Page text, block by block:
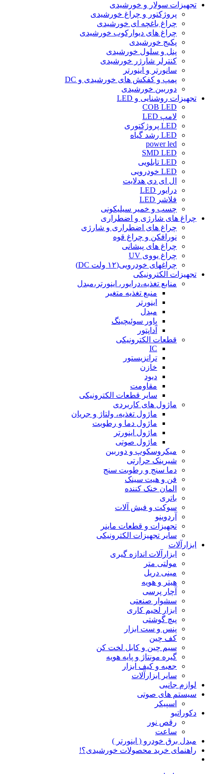
تجهیزات سولار و خورشیدی
پروژکتور و چراغ خورشیدی
چراغ باغچه ای خورشیدی
چراغ های دیوارکوب خورشیدی
پکیج خورشیدی
پنل و سلول خورشیدی
کنترلر شارژر خورشیدی
سانورتر و اینورتر
پمپ و کفکش های خورشیدی و DC
دوربین خورشیدی
تجهیزات روشنایی و LED
COB LED
لامپ LED
LED پروژکتوری
LED رشد گیاه
power led
SMD LED
LED تابلویی
LED خودرویی
ال ای دی هدلایت
درایور LED
فلاشر LED
چسب و خمیر سیلیکونی
چراغ های شارژی و اضطراری
چراغ های اضطراری و شارژی
نورافکن و چراغ قوه
چراغ های پیشانی
چراغ یووی UV
چراغهای خودرویی(۱۲ ولت DC)
تجهیزات الکترونیکی
منابع تغذیه،درایور، اینورتر،مبدل
منبع تغذیه متغیر
اینورتر
مبدل
پاور سوئیچینگ
آداپتور
قطعات الکترونیکی
IC
ترانزیستور
خازن
دیود
مقاومت
سایر قطعات الکترونیکی
ماژول های کاربردی
ماژول تغذیه، ولتاژ و جریان
ماژول دما و رطوبت
ماژول اینورتر
ماژول صوتی
میکروسکوپ و دوربین
شیرینک حرارتی
دما سنج و رطوبت سنج
فن و هیت سینک
المان خنک کننده
باتری
سوکت و فیش آلات
آردوینو
تجهیزات و قطعات ماینر
سایر تجهیزات الکترونیکی
ابزارآلات
ابزارآلات اندازه گیری
مولتی متر
مینی دریل
هیتر و هویه
آچار پرسی
سشوار صنعتی
ابزار لحیم کاری
پیچ گوشتی
پنس و ست ابزار
کف چین
سیم چین و کابل لخت کن
گیره مونتاژ و پایه هویه
جعبه و کیف ابزار
سایر ابزارآلات
لوازم جانبی
سیستم های صوتی
اسپیکر
دکوراتیو
رقص نور
ساعت
مبدل برق خودرو ( اینورتر )
راهنمای خرید محصولات خورشیدی؟!